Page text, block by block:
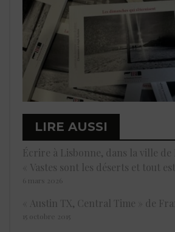
LIRE AUSSI
Écrire à Lisbonne, dans la ville de
« Vastes sont les déserts et tout est
6 mars 2026
« Austin TX, Central Time » de
15 octobre 2015